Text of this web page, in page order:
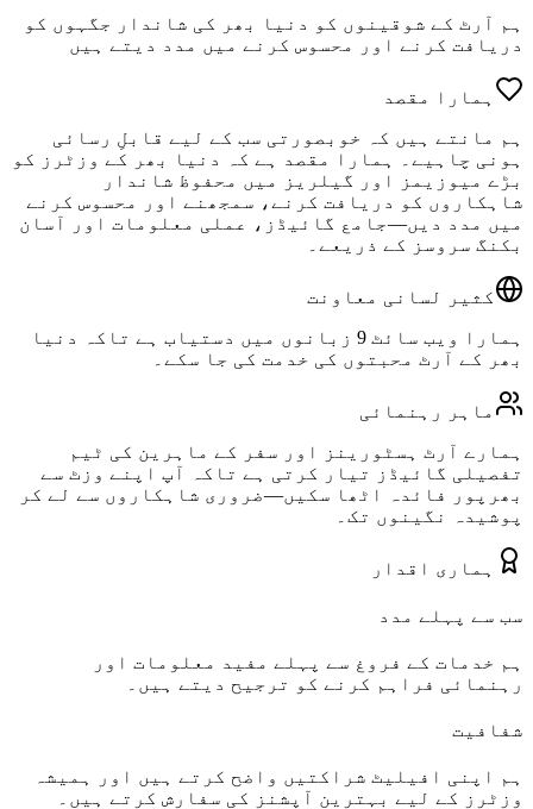
ہم آرٹ کے شوقینوں کو دنیا بھر کی شاندار جگہوں کو
دریافت کرنے اور محسوس کرنے میں مدد دیتے ہیں
ہمارا مقصد
ہم مانتے ہیں کہ خوبصورتی سب کے لیے قابلِ رسائی
ہونی چاہیے۔ ہمارا مقصد ہے کہ دنیا بھر کے وزٹرز کو
بڑے میوزیمز اور گیلریز میں محفوظ شاندار
شاہکاروں کو دریافت کرنے، سمجھنے اور محسوس کرنے
میں مدد دیں—جامع گائیڈز، عملی معلومات اور آسان
بکنگ سروسز کے ذریعے۔
کثیر لسانی معاونت
ہمارا ویب سائٹ 9 زبانوں میں دستیاب ہے تاکہ دنیا
بھر کے آرٹ محبتوں کی خدمت کی جا سکے۔
ماہر رہنمائی
ہمارے آرٹ ہسٹورینز اور سفر کے ماہرین کی ٹیم
تفصیلی گائیڈز تیار کرتی ہے تاکہ آپ اپنے وزٹ سے
بھرپور فائدہ اٹھا سکیں—ضروری شاہکاروں سے لے کر
پوشیدہ نگینوں تک۔
ہماری اقدار
سب سے پہلے مدد
ہم خدمات کے فروغ سے پہلے مفید معلومات اور
رہنمائی فراہم کرنے کو ترجیح دیتے ہیں۔
شفافیت
ہم اپنی افیلیٹ شراکتیں واضح کرتے ہیں اور ہمیشہ
وزٹرز کے لیے بہترین آپشنز کی سفارش کرتے ہیں۔